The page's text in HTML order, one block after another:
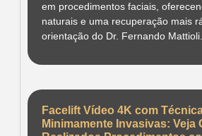
em procedimentos faciais,
naturais e uma recuperação mais
orientação do Dr. Fernando Mattioli.
Facelift Vídeo 4K com
Minimamente Invasivas: Veja